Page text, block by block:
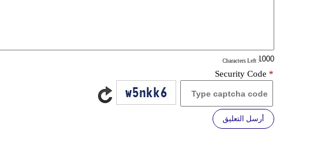
: Characters Left
Security Code *
أرسل التعليق